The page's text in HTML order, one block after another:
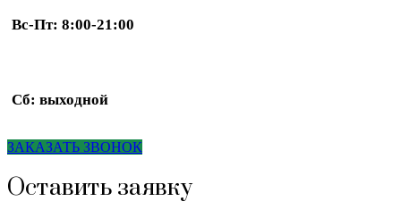
Вс-Пт: 8:00-21:00
Сб: выходной
ЗАКАЗАТЬ ЗВОНОК
Оставить заявку